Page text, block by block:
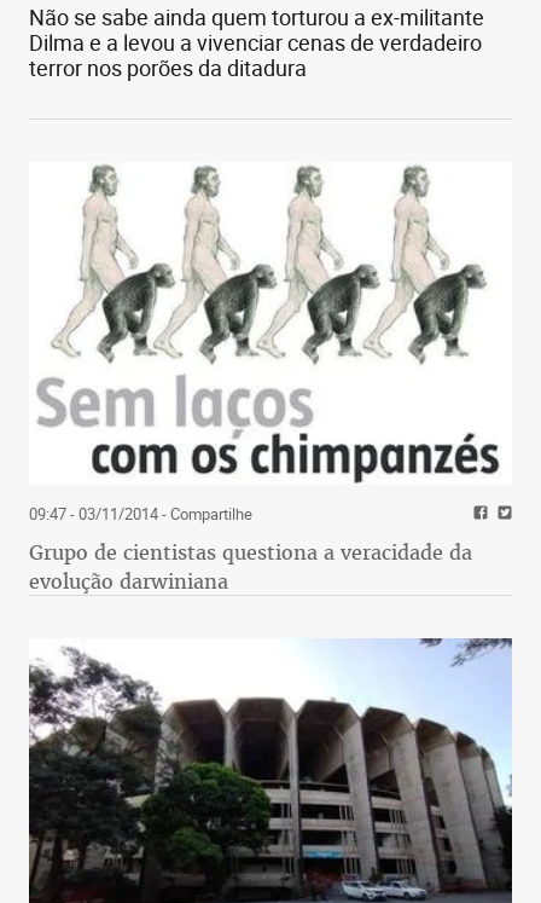
Não se sabe ainda quem torturou a ex-militante
Dilma e a levou a vivenciar cenas de verdadeiro
terror nos porões da ditadura
09:47 - 03/11/2014- Compartilhe
Grupo de cientistas questiona a veracidade da
evolução darwiniana